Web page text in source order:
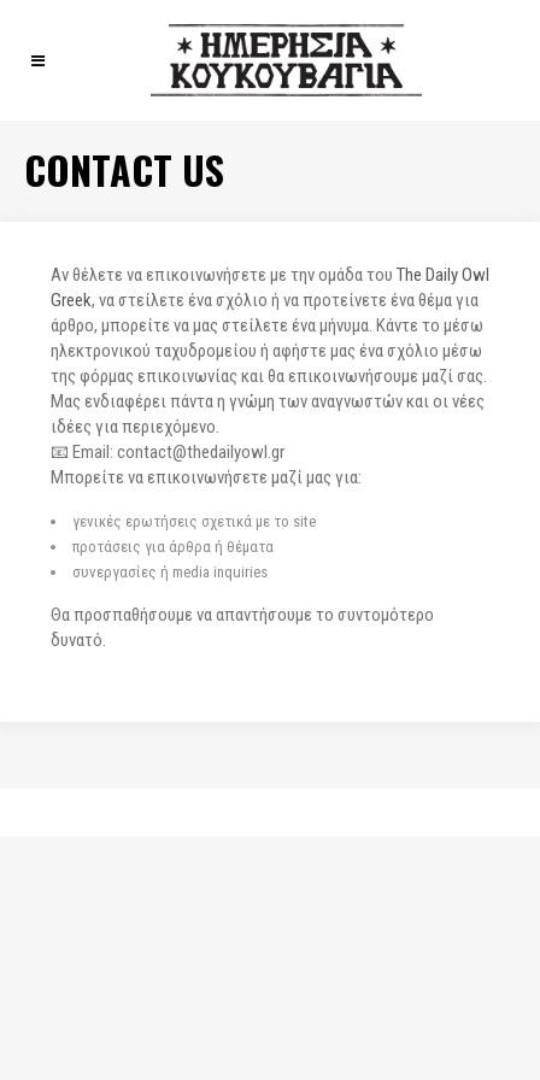
CONTACT US
Αν θέλετε να επικοινωνήσετε με την ομάδα του The Daily Owl
Greek, να στείλετε ένα σχόλιο ή να προτείνετε ένα θέμα για
άρθρο, μπορείτε να μας στείλετε ένα μήνυμα. Κάντε το μέσω
ηλεκτρονικού ταχυδρομείου ή αφήστε μας ένα σχόλιο μέσω
της φόρμας επικοινωνίας και θα επικοινωνήσουμε μαζί σας.
Μας ενδιαφέρει πάντα η γνώμη των αναγνωστών και οι νέες
ιδέες για περιεχόμενο.
📧 Email: contact@thedailyowl.gr
Μπορείτε να επικοινωνήσετε μαζί μας για:
γενικές ερωτήσεις σχετικά με το site
προτάσεις για άρθρα ή θέματα
συνεργασίες ή media inquiries
Θα προσπαθήσουμε να απαντήσουμε το συντομότερο
δυνατό.